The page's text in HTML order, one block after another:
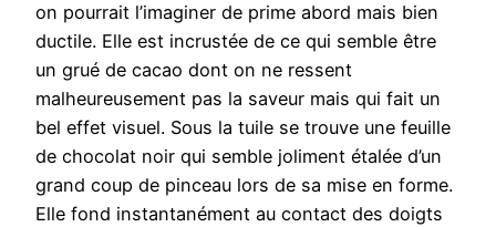
on pourrait l’imaginer de prime abord mais bien
ductile. Elle est incrustée de ce qui semble être
un grué de cacao dont on ne ressent
malheureusement pas la saveur mais qui fait un
bel effet visuel. Sous la tuile se trouve une feuille
de chocolat noir qui semble joliment étalée d’un
grand coup de pinceau lors de sa mise en forme.
Elle fond instantanément au contact des doigts